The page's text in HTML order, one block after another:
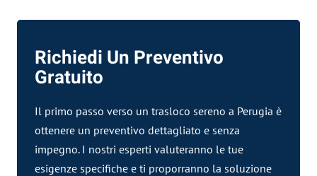
Richiedi Un Preventivo
Gratuito
Il primo passo verso un trasloco sereno a Perugia è
ottenere un preventivo dettagliato e senza
impegno. I nostri esperti valuteranno le tue
esigenze specifiche e ti proporranno la soluzione